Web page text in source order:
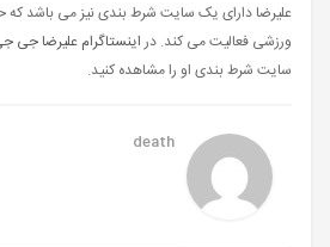
علیرضا دارای یک سایت شرط بندی نیز می باشد که
ورزشی فعالیت می کند. دراینستاگرام علیرضا جی
سایت شرط بندی او را مشاهده کنید.
death